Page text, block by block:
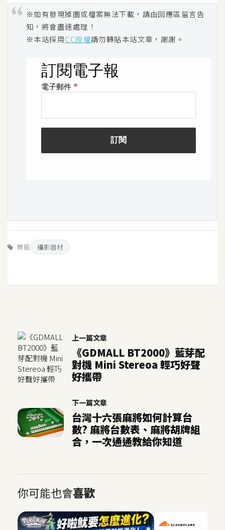
※如有發現掉圖或檔案無法下載，請由回應區留言告
知，將會盡速處理！
※本站採用CC授權請勿轉貼本站文章，謝謝。
標籤 攝影器材
上一篇文章
《GDMALL BT2000》藍芽配
對機 Mini Stereoa 輕巧好聲
好攜帶
下一篇文章
台灣十六張麻將如何計算台
數? 麻將台數表、麻將胡牌組
合，一次通通教給你知道
你可能也會喜歡